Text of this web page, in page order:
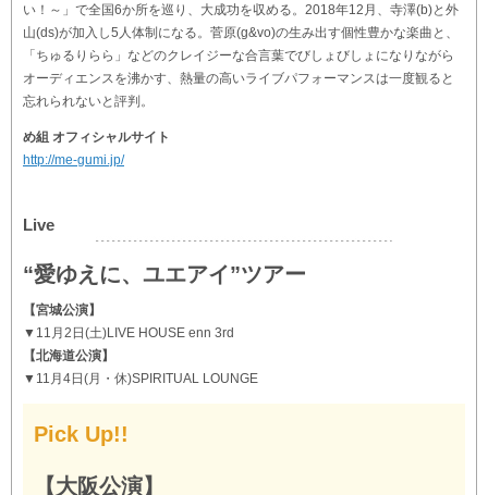
い！～」で全国6か所を巡り、大成功を収める。2018年12月、寺澤(b)と外
山(ds)が加入し5人体制になる。菅原(g&vo)の生み出す個性豊かな楽曲と、
「ちゅるりらら」などのクレイジーな合言葉でびしょびしょになりながら
オーディエンスを沸かす、熱量の高いライブパフォーマンスは一度観ると
忘れられないと評判。
め組 オフィシャルサイト
http://me-gumi.jp/
Live
“愛ゆえに、ユエアイ”ツアー
【宮城公演】
▼11月2日(土)LIVE HOUSE enn 3rd
【北海道公演】
▼11月4日(月・休)SPIRITUAL LOUNGE
Pick Up!!
【大阪公演】